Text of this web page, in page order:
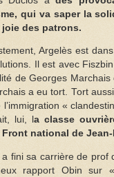
qui va saper la
joie des patrons.
Argelès est
Il est avec
de Georges
a eu tort. Tort
l’immigration «
lui, l a classe
national de Jean-
a fini sa carrière de prof
rapport Obin sur